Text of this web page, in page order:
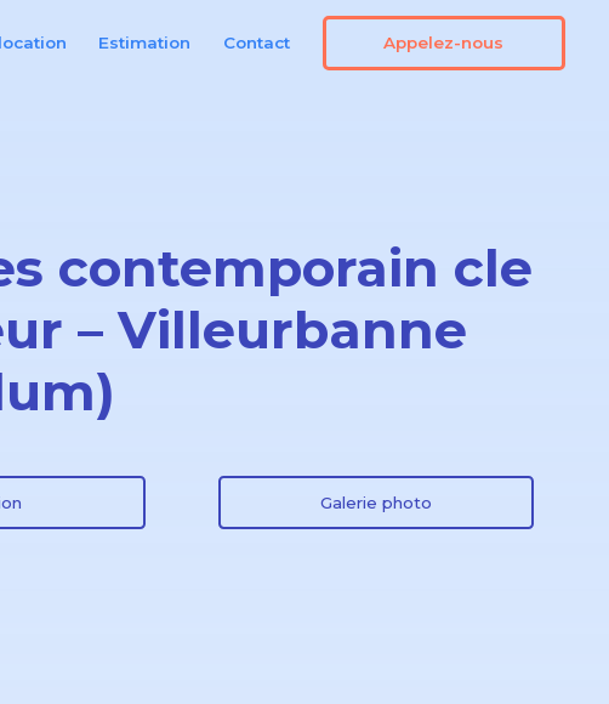
Estimation Contact Appelez-nous
contemporain cle
– Villeurbanne
Galerie photo